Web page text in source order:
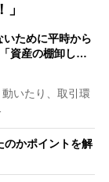
いために平時から
資産の棚卸し…
いたり、取引環
のかポイントを解